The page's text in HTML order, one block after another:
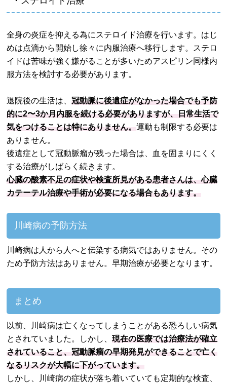
全身の炎症を抑える為にステロイド治療を行います。はじ
めは点滴から開始し徐々に内服治療へ移行します。ステロ
イドは苦味が強く嫌がることが多いためアスピリン同様内
服方法を検討する必要があります。
退院後の生活は、冠動脈に後遺症がなかった場合でも予防
的に2〜3か月内服を続ける必要がありますが、日常生活で
気をつけることは特にありません。運動も制限する必要は
ありません。
後遺症として冠動脈瘤が残った場合は、血を固まりにくく
する治療がしばらく続きます。
心臓の酸素不足の症状や検査所見がある患者さんは、心臓
カテーテル治療や手術が必要になる場合もあります。
川崎病の予防方法
川崎病は人から人へと伝染する病気ではありません。その
ため予防方法はありません。早期治療が必要となります。
まとめ
以前、川崎病は亡くなってしまうことがある恐ろしい病気
とされていました。しかし、現在の医療では治療法が確立
されていること、冠動脈瘤の早期発見ができることで亡く
なるリスクが大幅に下がっています。
しかし、川崎病の症状が落ち着いていても定期的な検査、